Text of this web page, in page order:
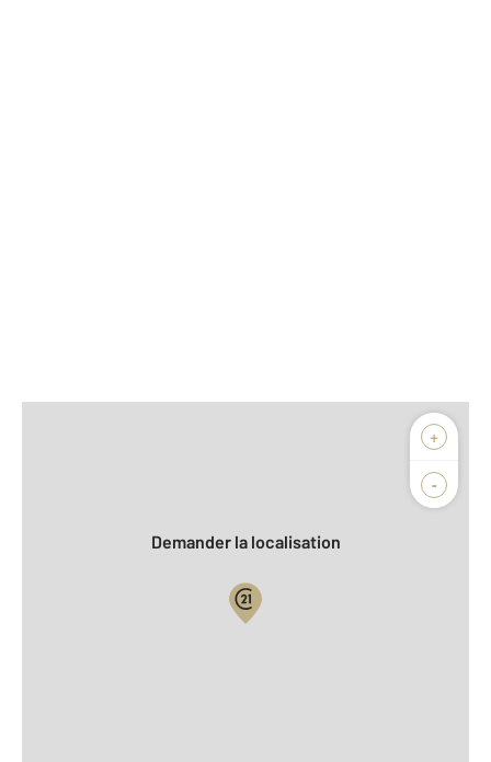
+
-
Biens vendus
Demander la localisation